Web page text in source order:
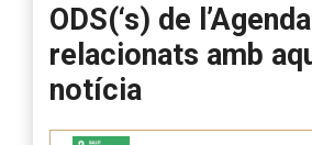
ODS(‘s) de
relacionats amb
notícia